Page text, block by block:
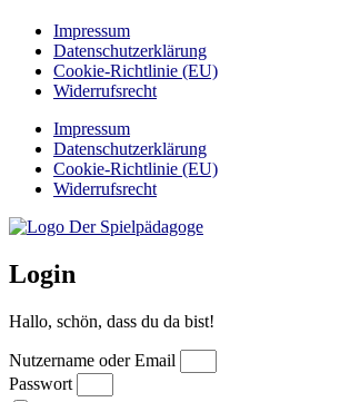
Impressum
Datenschutzerklärung
Cookie-Richtlinie (EU)
Widerrufsrecht
Impressum
Datenschutzerklärung
Cookie-Richtlinie (EU)
Widerrufsrecht
Login
Hallo, schön, dass du da bist!
Nutzername oder Email
Passwort